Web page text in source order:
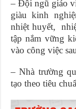
– Đội ngũ giáo
giàu kinh
nhiệt huyết,
tập nắm vững
vào công việc
– Nhà trường
tạo theo tiêu